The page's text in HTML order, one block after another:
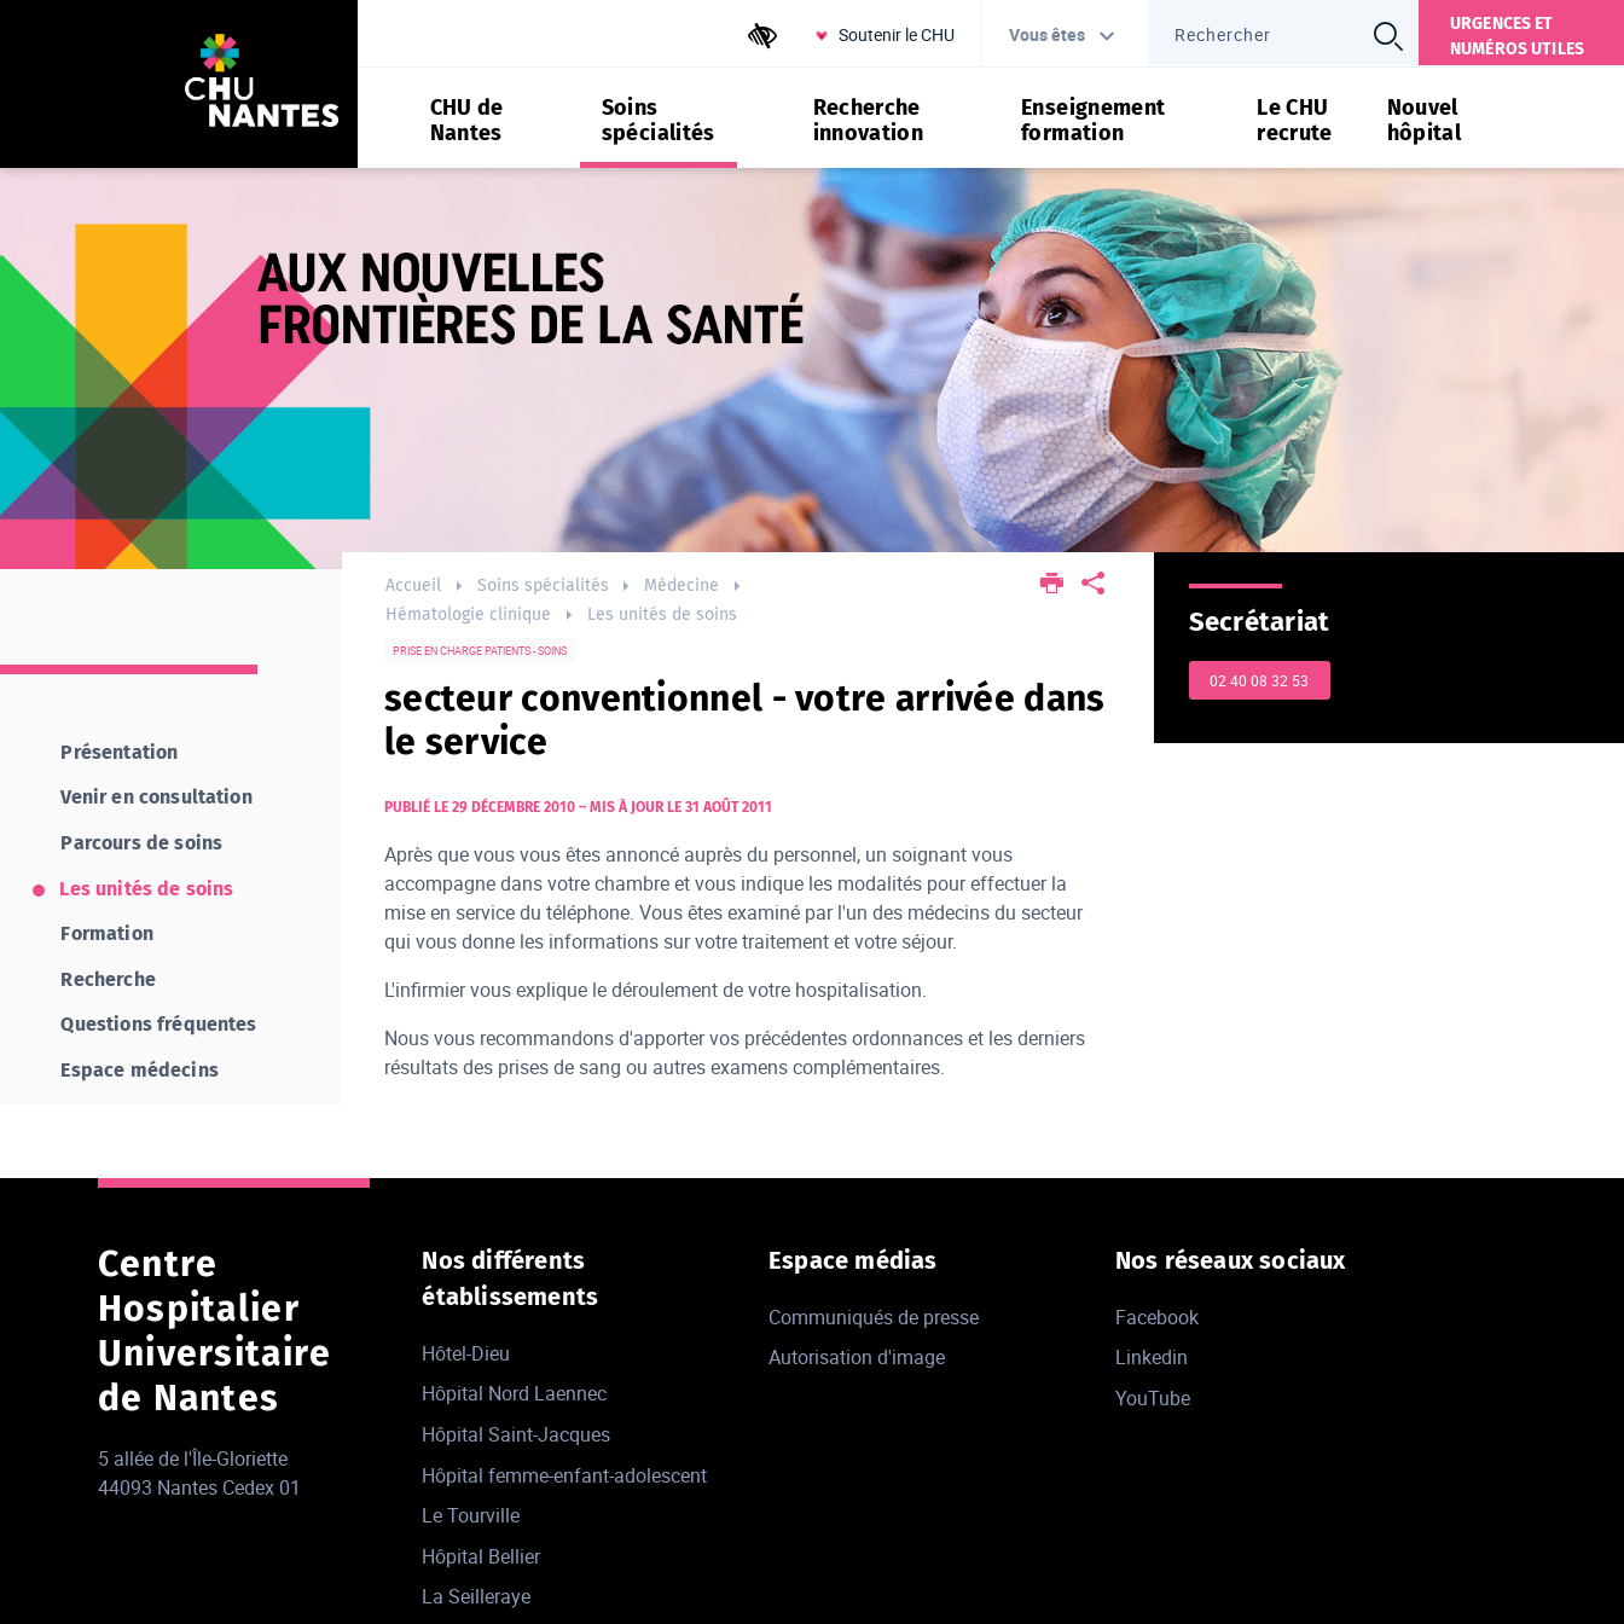
Outils d'accessibilité
Soutenir le CHU Vous êtes
URGENCES ET
NUMÉROS UTILES
CHU de
Nantes
Soins
spécialités
Recherche
innovation
Enseignement
formation
Le CHU
recrute
Nouvel
hôpital
Accueil Soins spécialités
Médecine
Hématologie clinique
Les unités de soins
PRISE EN CHARGE PATIENTS - SOINS
secteur conventionnel - votre arrivée dans
le service
PUBLIÉ LE 29 DÉCEMBRE 2010 – MIS À JOUR LE 31 AOÛT 2011
Après que vous vous êtes annoncé auprès du personnel, un soignant vous
accompagne dans votre chambre et vous indique les modalités pour effectuer la
mise en service du téléphone. Vous êtes examiné par l'un des médecins du secteur
qui vous donne les informations sur votre traitement et votre séjour.
L'infirmier vous explique le déroulement de votre hospitalisation.
Nous vous recommandons d'apporter vos précédentes ordonnances et les derniers
résultats des prises de sang ou autres examens complémentaires.
Secrétariat
02 40 08 32 53
Présentation
Venir en consultation
Parcours de soins
Les unités de soins
Formation
Recherche
Questions fréquentes
Espace médecins
Centre
Hospitalier
Universitaire
de Nantes
5 allée de l'Île-Gloriette
44093 Nantes Cedex 01
Nos différents
établissements
Hôtel-Dieu
Hôpital Nord Laennec
Hôpital Saint-Jacques
Hôpital femme-enfant-adolescent
Le Tourville
Hôpital Bellier
La Seilleraye
Espace médias
Communiqués de presse
Autorisation d'image
Nos réseaux sociaux
Facebook
Linkedin
YouTube